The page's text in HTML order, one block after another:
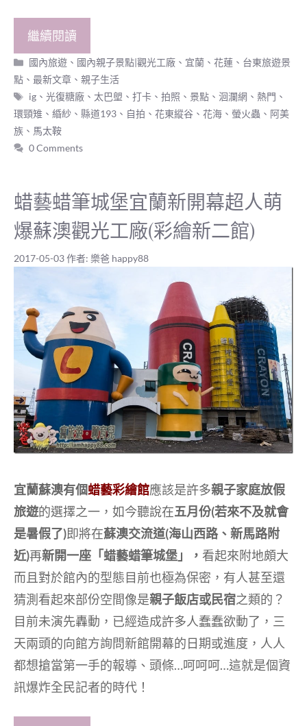
繼續閱讀
分
類
國內旅遊 、 國內親子景點|觀光工廠 、 宜蘭、花蓮、台東旅遊景
點 、 最新文章 、 親子生活
標
籤
ig 、光復糖廠 、 太巴塱 、打卡 、拍照 、 景點 、 洄瀾網 、 熱門 、
環頸雉 、 緍紗 、 縣道193 、 自拍 、 花東縱谷 、 花海 、 螢火蟲 、 阿美
族 、 馬太鞍
0 Comments
蜡藝蜡筆城堡宜蘭新開幕超人萌
爆蘇澳觀光工廠(彩繪新二館)
2017-05-03作者: 樂爸 happy88
宜蘭蘇澳有個蜡藝彩繪館應該是許多親子家庭放假
旅遊的選擇之一，如今聽說在五月份(若來不及就會
是暑假了)即將在蘇澳交流道(海山西路、新馬路附
近)再新開一座「蜡藝蜡筆城堡」， 看起來附地頗大
而且對於館內的型態目前也極為保密，有人甚至還
猜測看起來部份空間像是親子飯店或民宿之類的？
目前未演先轟動，已經造成許多人蠢蠢欲動了，三
天兩頭的向館方詢問新館開幕的日期或進度，人人
都想搶當第一手的報導、頭條…呵呵呵…這就是個資
訊爆炸全民記者的時代！